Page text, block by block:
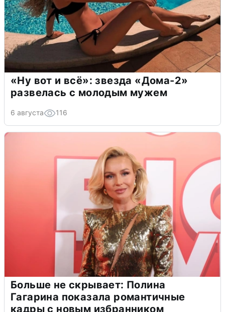
«Ну вот и всё»: звезда «Дома-2»
развелась с молодым мужем
6 августа 116
Больше не скрывает: Полина
Гагарина показала романтичные
кадры с новым избранником